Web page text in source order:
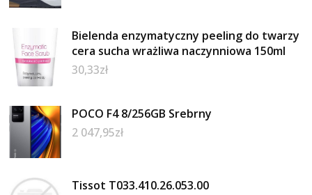
Bielenda enzymatyczny peeling do twarzy
cera sucha wrażliwa naczynniowa 150ml
30,33zł
POCO F4 8/256GB Srebrny
2 047,95zł
Tissot T033.410.26.053.00